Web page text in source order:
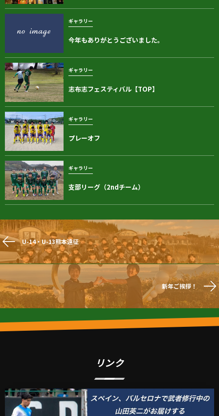
ギャラリー
今年もありがとうございました。
ギャラリー
志布志フェスティバル【TOP】
ギャラリー
プレーオフ
ギャラリー
支部リーグ（2ndチーム）
U-14・U-13熊本遠征
新年ご挨拶！
リンク